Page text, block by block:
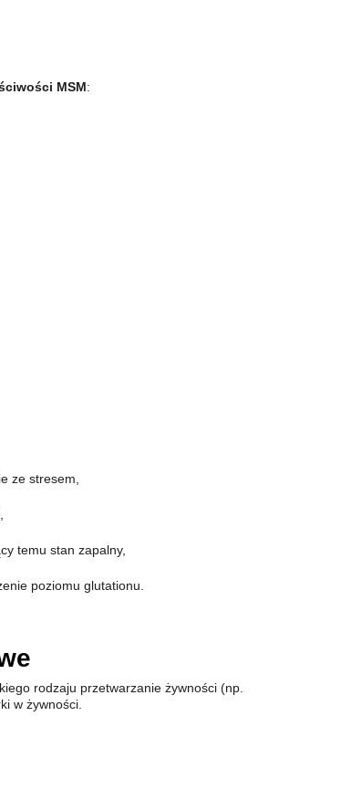
MSM:
ze stresem,
temu stan zapalny,
poziomu glutationu.
rodzaju przetwarzanie żywności (np.
w żywności.